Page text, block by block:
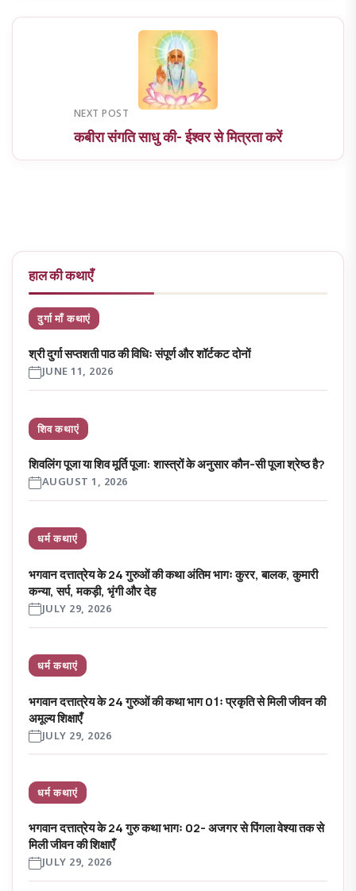
NEXT POST
कबीरा संगति साधु की- ईश्वर से मित्रता करें
हाल की कथाएँ
दुर्गा माँ कथाएं
श्री दुर्गा सप्तशती पाठ की विधिः संपूर्ण और शॉर्टकट दोनों
JUNE 11, 2026
शिव कथाएं
शिवलिंग पूजा या शिव मूर्ति पूजा: शास्त्रों के अनुसार कौन-सी पूजा श्रेष्ठ है?
AUGUST 1, 2026
धर्म कथाएं
भगवान दत्तात्रेय के 24 गुरुओं की कथा अंतिम भागः कुरर, बालक, कुमारी
कन्या, सर्प, मकड़ी, भृंगी और देह
JULY 29, 2026
धर्म कथाएं
भगवान दत्तात्रेय के 24 गुरुओं की कथा भाग 01ः प्रकृति से मिली जीवन की
अमूल्य शिक्षाएँ
JULY 29, 2026
धर्म कथाएं
भगवान दत्तात्रेय के 24 गुरु कथा भागः 02- अजगर से पिंगला वेश्या तक से
मिली जीवन की शिक्षाएँ
JULY 29, 2026